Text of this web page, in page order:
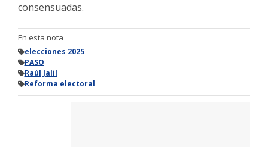
consensuadas.
En esta nota
elecciones 2025
PASO
Raúl Jalil
Reforma electoral